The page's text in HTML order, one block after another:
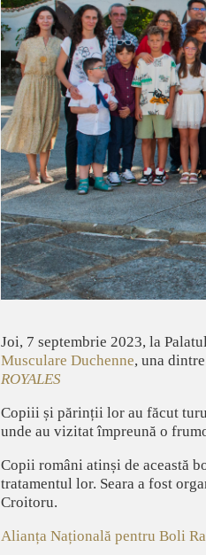
Joi, 7 septembrie 2023, la
Musculare Duchenne, una
ROYALES
Copiii și părinții lor au făcut
unde au vizitat împreună o
Copii români atinși de această
tratamentul lor. Seara a fost
Croitoru.
Alianța Națională pentru Boli